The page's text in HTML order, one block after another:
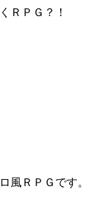
ＲＰＧ？！
風ＲＰＧです。